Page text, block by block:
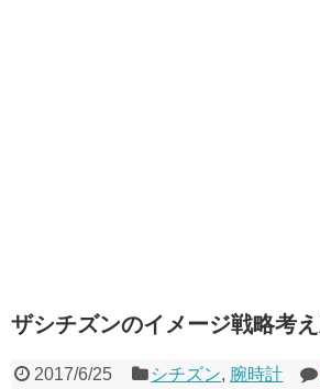
ザシチズンのイメージ戦略考
2017/6/25 シチズン, 腕時計